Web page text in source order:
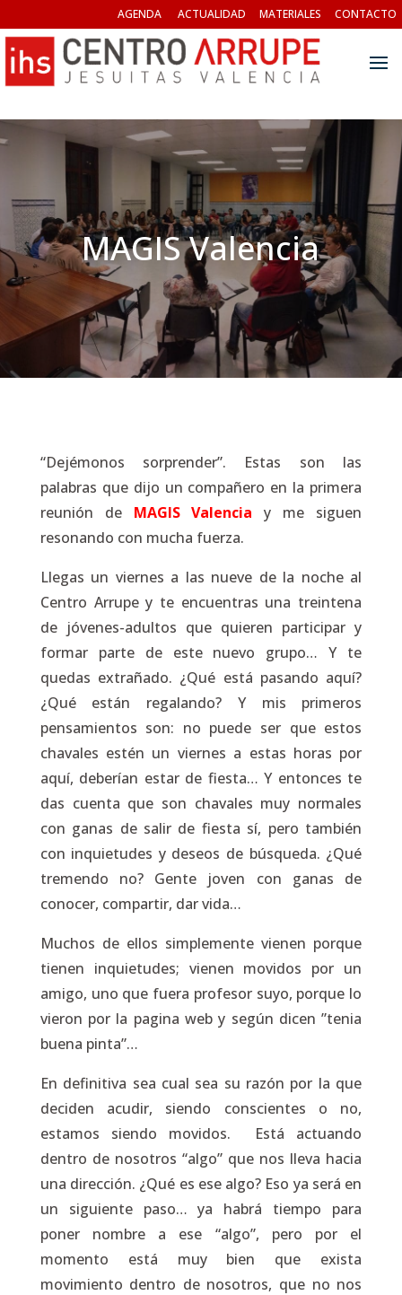
AGENDA ACTUALIDAD MATERIALES CONTACTO
MAGIS Valencia
“Dejémonos sorprender”. Estas son las
palabras que dijo un compañero en la primera
reunión de MAGIS Valencia y me siguen
resonando con mucha fuerza.
Llegas un viernes a las nueve de la noche al
Centro Arrupe y te encuentras una treintena
de jóvenes-adultos que quieren participar y
formar parte de este nuevo grupo… Y te
quedas extrañado. ¿Qué está pasando aquí?
¿Qué están regalando? Y mis primeros
pensamientos son: no puede ser que estos
chavales estén un viernes a estas horas por
aquí, deberían estar de fiesta… Y entonces te
das cuenta que son chavales muy normales
con ganas de salir de fiesta sí, pero también
con inquietudes y deseos de búsqueda. ¿Qué
tremendo no? Gente joven con ganas de
conocer, compartir, dar vida…
Muchos de ellos simplemente vienen porque
tienen inquietudes; vienen movidos por un
amigo, uno que fuera profesor suyo, porque lo
vieron por la pagina web y según dicen ”tenia
buena pinta”…
En definitiva sea cual sea su razón por la que
deciden acudir, siendo conscientes o no,
estamos siendo movidos. Está actuando
dentro de nosotros “algo” que nos lleva hacia
una dirección. ¿Qué es ese algo? Eso ya será en
un siguiente paso… ya habrá tiempo para
poner nombre a ese “algo”, pero por el
momento está muy bien que exista
movimiento dentro de nosotros, que no nos